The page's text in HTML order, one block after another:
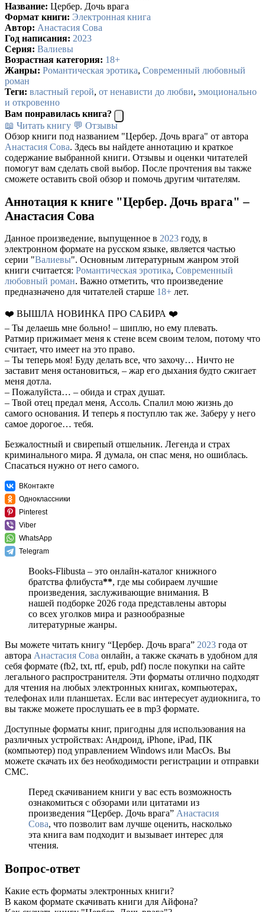
Название: Цербер. Дочь врага
Формат книги: Электронная книга
Автор: Анастасия Сова
Год написания: 2023
Серия: Валиевы
Возрастная категория: 18+
Жанры: Романтическая эротика, Современный любовный
роман
Теги: властный герой, от ненависти до любви, эмоционально
и откровенно
Вам понравилась книга?
📖 Читать книгу 💬 Отзывы
Обзор книги под названием "Цербер. Дочь врага" от автора
Анастасия Сова. Здесь вы найдете аннотацию и краткое
содержание выбранной книги. Отзывы и оценки читателей
помогут вам сделать свой выбор. После прочтения вы также
сможете оставить свой обзор и помочь другим читателям.
Аннотация к книге "Цербер. Дочь врага" –
Анастасия Сова
Данное произведение, выпущенное в 2023 году, в
электронном формате на русском языке, является частью
серии "Валиевы". Основным литературным жанром этой
книги считается: Романтическая эротика, Современный
любовный роман. Важно отметить, что произведение
предназначено для читателей старше 18+ лет.
❤️ ВЫШЛА НОВИНКА ПРО САБИРА ❤️
– Ты делаешь мне больно! – шиплю, но ему плевать.
Ратмир прижимает меня к стене всем своим телом, потому что
считает, что имеет на это право.
– Ты теперь моя! Буду делать все, что захочу… Ничто не
заставит меня остановиться, – жар его дыхания будто сжигает
меня дотла.
– Пожалуйста… – обида и страх душат.
– Твой отец предал меня, Ассоль. Спалил мою жизнь до
самого основания. И теперь я поступлю так же. Заберу у него
самое дорогое… тебя.
Безжалостный и свирепый отшельник. Легенда и страх
криминального мира. Я думала, он спас меня, но ошиблась.
Спасаться нужно от него самого.
ВКонтакте
Одноклассники
Pinterest
Viber
WhatsApp
Telegram
Books-Flibusta – это онлайн-каталог книжного
братства флибуста**, где мы собираем лучшие
произведения, заслуживающие внимания. В
нашей подборке 2026 года представлены авторы
со всех уголков мира и разнообразные
литературные жанры.
Вы можете читать книгу “Цербер. Дочь врага” 2023 года от
автора Анастасия Сова онлайн, а также скачать в удобном для
себя формате (fb2, txt, rtf, epub, pdf) после покупки на сайте
легального распространителя. Эти форматы отлично подходят
для чтения на любых электронных книгах, компьютерах,
телефонах или планшетах. Если вас интересует аудиокнига, то
вы также можете прослушать ее в mp3 формате.
Доступные форматы книг, пригодны для использования на
различных устройствах: Андроид, iPhone, iPad, ПК
(компьютер) под управлением Windows или MacOs. Вы
можете скачать их без необходимости регистрации и отправки
СМС.
Перед скачиванием книги у вас есть возможность
ознакомиться с обзорами или цитатами из
произведения “Цербер. Дочь врага” Анастасия
Сова, что позволит вам лучше оценить, насколько
эта книга вам подходит и вызывает интерес для
чтения.
Вопрос-ответ
Какие есть форматы электронных книги?
В каком формате скачивать книги для Айфона?